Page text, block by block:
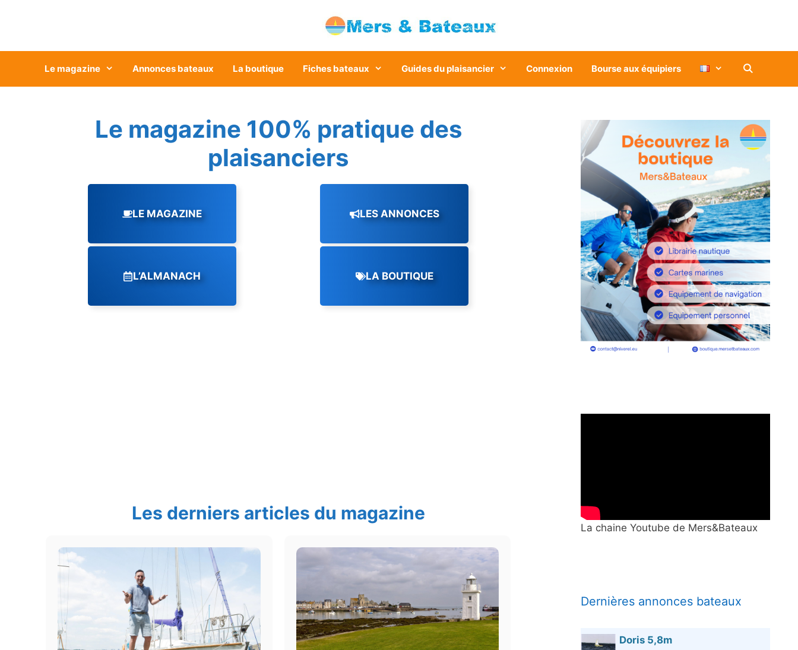
Le magazine Annonces bateaux La boutique Fiches bateaux Guides du plaisancier Connexion Bourse aux équipiers
Le magazine 100% pratique des
plaisanciers
LE MAGAZINE LES ANNONCES
L’ALMANACH LA BOUTIQUE
Les derniers articles du magazine
La chaine Youtube de Mers&Bateaux
Dernières annonces bateaux
Doris 5,8m